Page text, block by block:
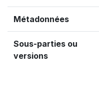
Métadonnées
Sous-parties ou
versions